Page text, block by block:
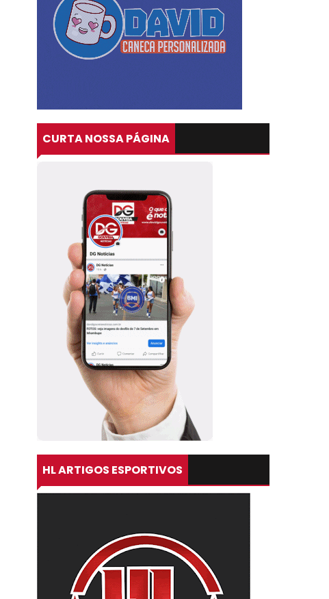
CURTA NOSSA PÁGINA
HL ARTIGOS ESPORTIVOS